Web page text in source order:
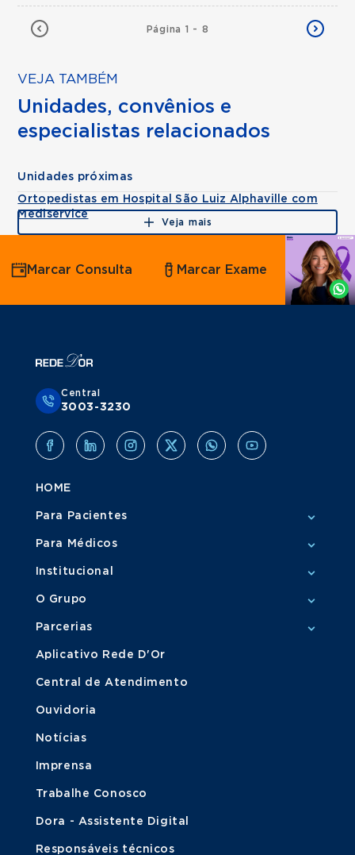
Página 1 - 8
VEJA TAMBÉM
Unidades, convênios e
especialistas relacionados
Unidades próximas
Ortopedistas em Hospital São Luiz Alphaville com
Mediservice
Veja mais
Agende
por
Whatsapp
Marcar Consulta Marcar Exame
Central
3003-3230
HOME
Para Pacientes
Para Médicos
Institucional
O Grupo
Parcerias
Aplicativo Rede D'Or
Central de Atendimento
Ouvidoria
Notícias
Imprensa
Trabalhe Conosco
Dora - Assistente Digital
Responsáveis técnicos